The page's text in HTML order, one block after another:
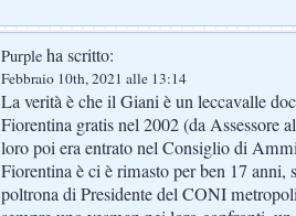
Purple ha scritto:
Febbraio 10th, 2021 alle 13:14
La verità è che il Giani è un leccavalle
Fiorentina gratis nel 2002 (da
loro poi era entrato nel Consiglio di
Fiorentina è ci è rimasto per ben 17 anni,
poltrona di Presidente del CONI